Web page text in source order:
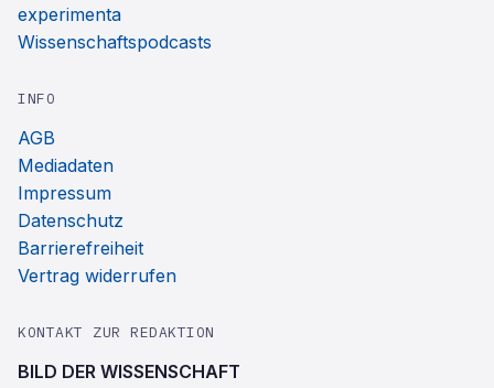
experimenta
Wissenschaftspodcasts
INFO
AGB
Mediadaten
Impressum
Datenschutz
Barrierefreiheit
Vertrag widerrufen
KONTAKT ZUR REDAKTION
BILD DER WISSENSCHAFT